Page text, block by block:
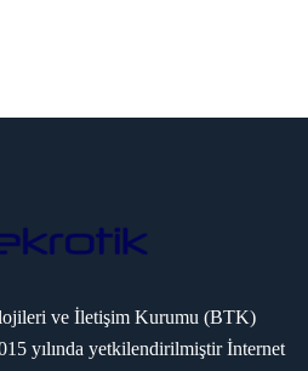
ve İletişim Kurumu (BTK)
yılında yetkilendirilmiştir İnternet